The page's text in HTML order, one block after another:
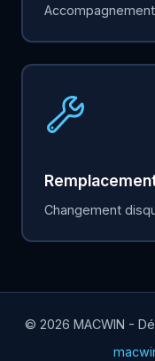
Changement
© 2026 MACWIN -